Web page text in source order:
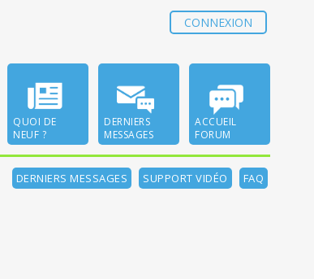
CONNEXION
QUOI DE
NEUF ?
DERNIERS
MESSAGES
ACCUEIL
FORUM
DERNIERS MESSAGES SUPPORT VIDÉO FAQ